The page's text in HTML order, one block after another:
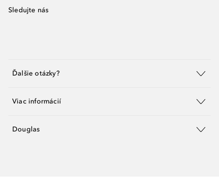
Sledujte nás
Ďalšie otázky?
Viac informácií
Douglas